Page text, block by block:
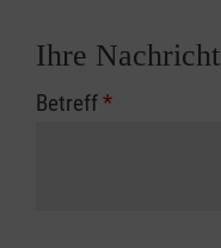
Ihre Nachricht
Betreff*